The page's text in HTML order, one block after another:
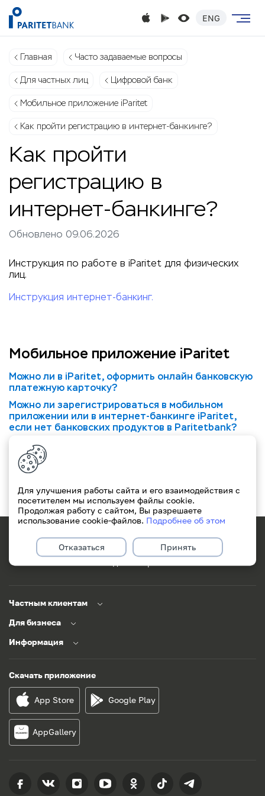
ENG
Главная Часто задаваемые вопросы
Для частных лиц Цифровой банк
Мобильное приложение iParitet
Как пройти регистрацию в интернет-банкинге?
Как пройти
регистрацию в
интернет-банкинге?
Обновлено 09.06.2026
Инструкция по работе в iParitet для физических
лиц.
Инструкция интернет-банкинг.
Мобильное приложение iParitet
Можно ли в iParitet, оформить онлайн банковскую
платежную карточку?
Можно ли зарегистрироваться в мобильном
приложении или в интернет-банкинге iParitet,
если нет банковских продуктов в Paritetbank?
Как перенести сохраненные платежи из старого
мобильного банкинга?
Есть ли проблемы с приложением?
Можно ли купить валюту в приложении?
Частным клиентам
Для бизнеса
Информация
Скачать приложение
App Store Google Play
AppGallery
Для улучшения работы сайта и его взаимодействия с
посетителем мы используем файлы cookie.
Продолжая работу с сайтом, Вы разрешаете
использование cookie-файлов. Подробнее об этом
Отказаться Принять